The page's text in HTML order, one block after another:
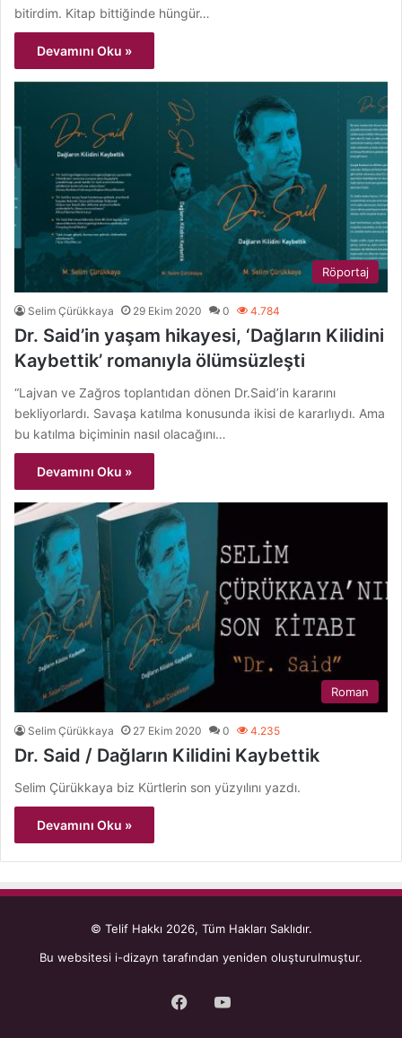
bitirdim. Kitap bittiğinde hüngür…
Devamını Oku »
Röportaj
Selim Çürükkaya 29 Ekim 2020 0 4.784
Dr. Said’in yaşam hikayesi, ‘Dağların Kilidini
Kaybettik’ romanıyla ölümsüzleşti
“Lajvan ve Zağros toplantıdan dönen Dr.Said’in kararını
bekliyorlardı. Savaşa katılma konusunda ikisi de kararlıydı. Ama
bu katılma biçiminin nasıl olacağını…
Devamını Oku »
Roman
Selim Çürükkaya 27 Ekim 2020 0 4.235
Dr. Said / Dağların Kilidini Kaybettik
Selim Çürükkaya biz Kürtlerin son yüzyılını yazdı.
Devamını Oku »
© Telif Hakkı 2026, Tüm Hakları Saklıdır.
Bu websitesi i-dizayn tarafından yeniden oluşturulmuştur.
Facebook